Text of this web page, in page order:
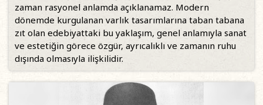
zaman rasyonel anlamda açıklanamaz. Modern
dönemde kurgulanan varlık tasarımlarına taban tabana
zıt olan edebiyattaki bu yaklaşım, genel anlamıyla sanat
ve estetiğin görece özgür, ayrıcalıklı ve zamanın ruhu
dışında olmasıyla ilişkilidir.